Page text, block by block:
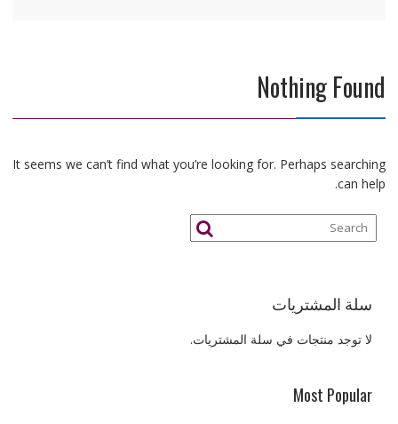
Nothing Found
It seems we can’t find what you’re looking for. Perhaps searching
can help.
سلة المشتريات
لا توجد منتجات في سلة المشتريات.
Most Popular